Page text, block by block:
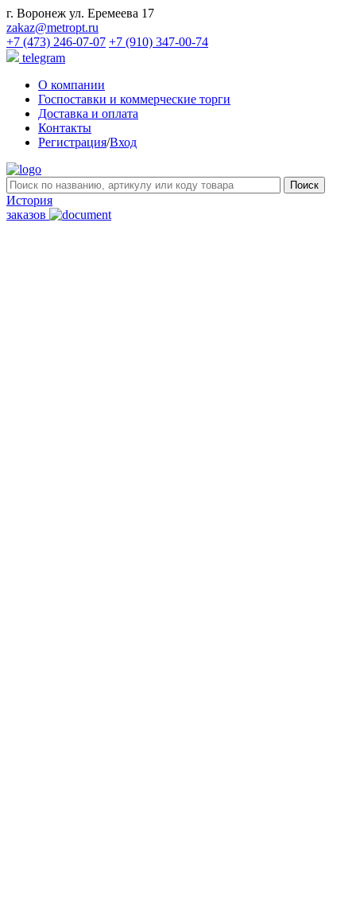
г. Воронеж ул. Еремеева 17
zakaz@metropt.ru
+7 (473) 246-07-07 +7 (910) 347-00-74
telegram
О компании
Госпоставки и коммерческие торги
Доставка и оплата
Контакты
Регистрация/Вход
История
заказов